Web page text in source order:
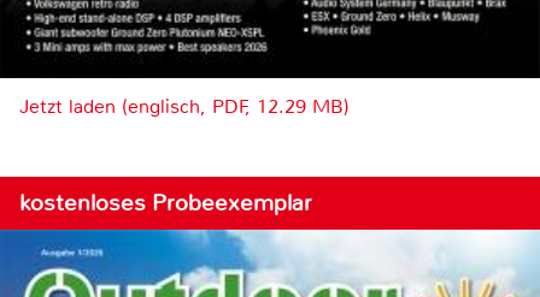
Jetzt laden (englisch, PDF, 12.29 MB)
kostenloses Probeexemplar